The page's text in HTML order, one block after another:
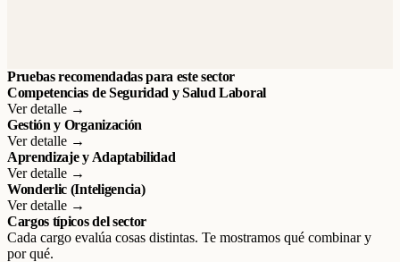
Pruebas recomendadas para este sector
Competencias de Seguridad y Salud Laboral
Ver detalle →
Gestión y Organización
Ver detalle →
Aprendizaje y Adaptabilidad
Ver detalle →
Wonderlic (Inteligencia)
Ver detalle →
Cargos típicos del sector
Cada cargo evalúa cosas distintas. Te mostramos qué combinar y
por qué.